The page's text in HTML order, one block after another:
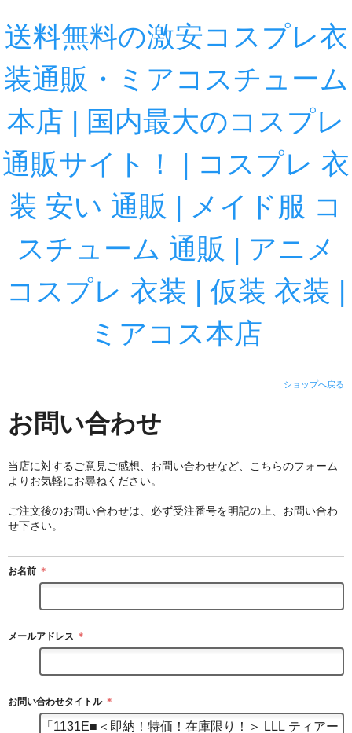
送料無料の激安コスプレ衣
装通販・ミアコスチューム
本店 | 国内最大のコスプレ
通販サイト！ | コスプレ 衣
装 安い 通販 | メイド服 コ
スチューム 通販 | アニメ
コスプレ 衣装 | 仮装 衣装 |
ミアコス本店
ショップへ戻る
お問い合わせ
当店に対するご意見ご感想、お問い合わせなど、こちらのフォーム
よりお気軽にお尋ねください。
ご注文後のお問い合わせは、必ず受注番号を明記の上、お問い合わ
せ下さい。
お名前 ＊
メールアドレス ＊
お問い合わせタイトル ＊